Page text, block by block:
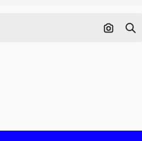
Cerca